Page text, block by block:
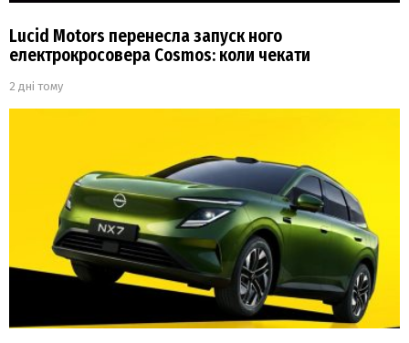
Lucid Motors перенесла запуск ного
електрокросовера Cosmos: коли чекати
2 дні тому